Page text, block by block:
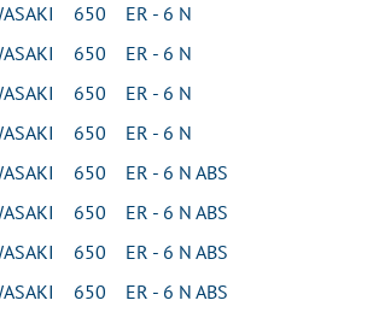
650 ER - 6 N
650 ER - 6 N
650 ER - 6 N
650 ER - 6 N
650 ER - 6 N ABS
650 ER - 6 N ABS
650 ER - 6 N ABS
650 ER - 6 N ABS